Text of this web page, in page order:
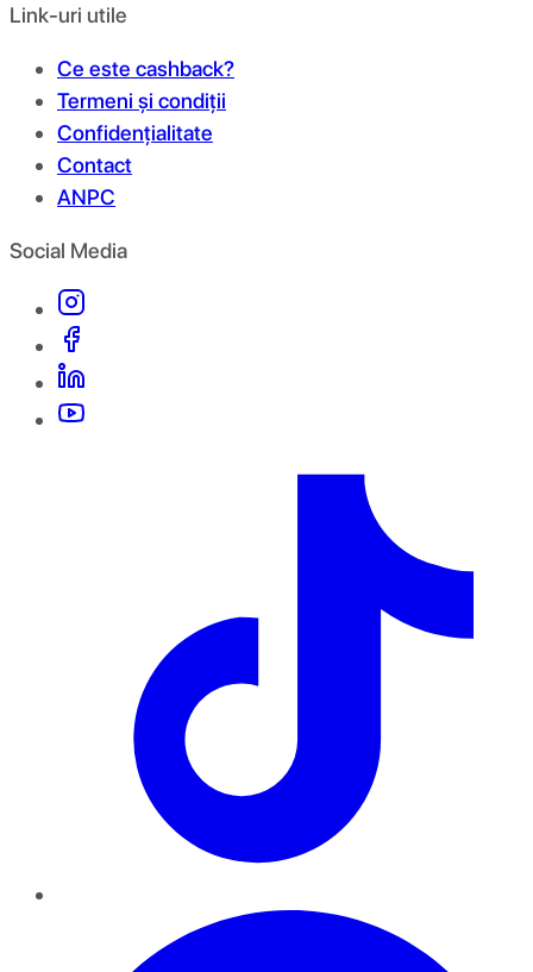
Link-uri utile
Ce este cashback?
Termeni și condiții
Confidențialitate
Contact
ANPC
Social Media